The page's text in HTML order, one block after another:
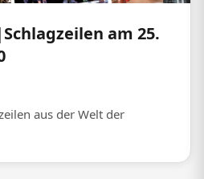
am 25.
aus der Welt der